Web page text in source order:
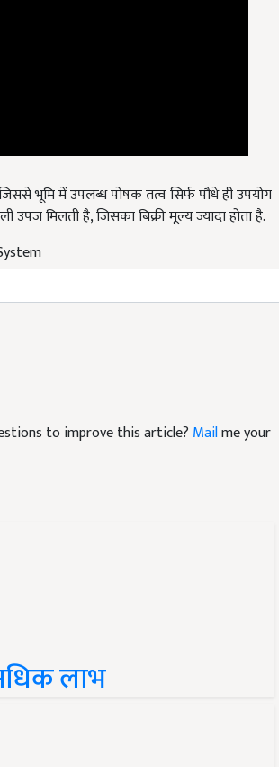
मिलती है, जिसका बिक्री मूल्य ज्यादा होता है.
to improve this article?
लाभ